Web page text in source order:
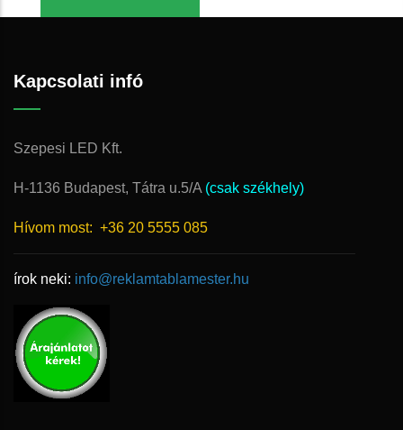
Kapcsolati infó
Szepesi LED Kft.
H-1136 Budapest, Tátra u.5/A (csak székhely)
Hívom most: +36 20 5555 085
írok neki: info@reklamtablamester.hu